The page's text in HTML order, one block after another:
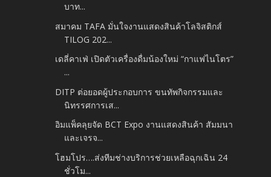
บาท...
สมาคม TAFA มั่นใจงานแสดงสินค้าโลจิสติกส์
TILOG 202...
เดลี่คาเฟ่ เปิดตัวเครื่องดื่มน้องใหม่ “กาแฟไนโตร”
...
DITP ต่อยอดผู้ประกอบการ ขนทัพกิจกรรมและ
นิทรรศการเส...
อิมแพ็คลุยจัด BCT Expo งานแสดงสินค้า สัมมนา
และเจรจ...
โฮมโปร….ส่งทีมช่างบริการช่วยเหลือฉุกเฉิน 24
ชั่วโม...